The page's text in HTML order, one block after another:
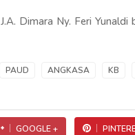
Dimara Ny. Feri
PAUD ANGKASA KB
GOOGLE +